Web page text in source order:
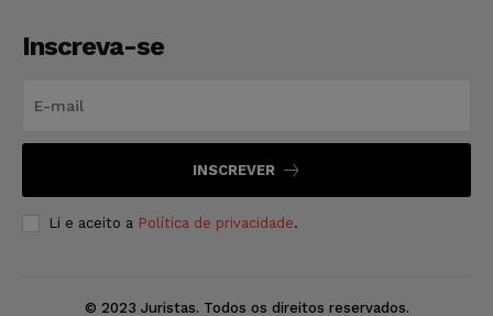
Inscreva-se
INSCREVER
Li e aceito a Política de privacidade.
© 2023 Juristas. Todos os direitos reservados.